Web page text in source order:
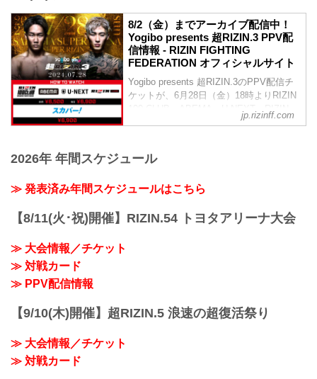
1R 2分18秒 TKO（レフェリーストップ：
グラウンドパンチ）
≫ 試合結果詳細
第10試合／マニー・パッキャオ vs. 安保
RIZINスタンディングバウト特別ルール：
3分 3R（69.0kg）
マニー・パッキャオ vs. 安保瑠輝也
3R 判定（0-0）
第9試合／斎藤裕 vs. 久保優太
8/2（金）までアーカイブ配信中！
Yogibo presents 超RIZIN.3 PPV配
信情報 - RIZIN FIGHTING
FEDERATION オフィシャルサイト
Yogibo presents 超RIZIN.3のPPV配信チ
ケットが、6月28日（金）18時よりRIZIN
LIVEにて販売がスタートしたぞ！
会場に来れない方、会場にも行くが実
きな配信サービスでYogibo presents 超
う！
jp.rizinff.com
2026年 年間スケジュール
≫ 発表済み年間スケジュールはこちら
【8/11(火･祝)開催】RIZIN.54 トヨタアリーナ大会
≫ 大会情報／チケット
≫ 対戦カード
≫ PPV配信情報
【9/10(木)開催】超RIZIN.5 浪速の超復活祭り
≫ 大会情報／チケット
≫ 対戦カード